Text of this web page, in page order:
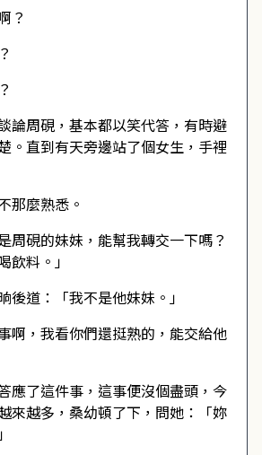
？
論周硯，基本都以笑代答，有時避
。直到有天旁邊站了個女生，手裡
那麼熟悉。
周硯的妹妹，能幫我轉交一下嗎？
飲料。」
後道：「我不是他妹妹。」
啊，我看你們還挺熟的，能交給他
應了這件事，這事便沒個盡頭，今
來越多，桑幼頓了下，問她：「妳